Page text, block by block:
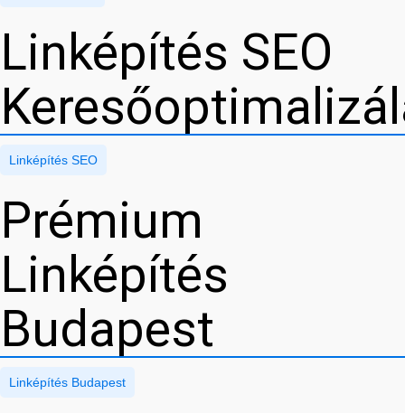
Linképítés SEO
Linképítés SEO
Prémium
Linképítés
Budapest
Linképítés Budapest